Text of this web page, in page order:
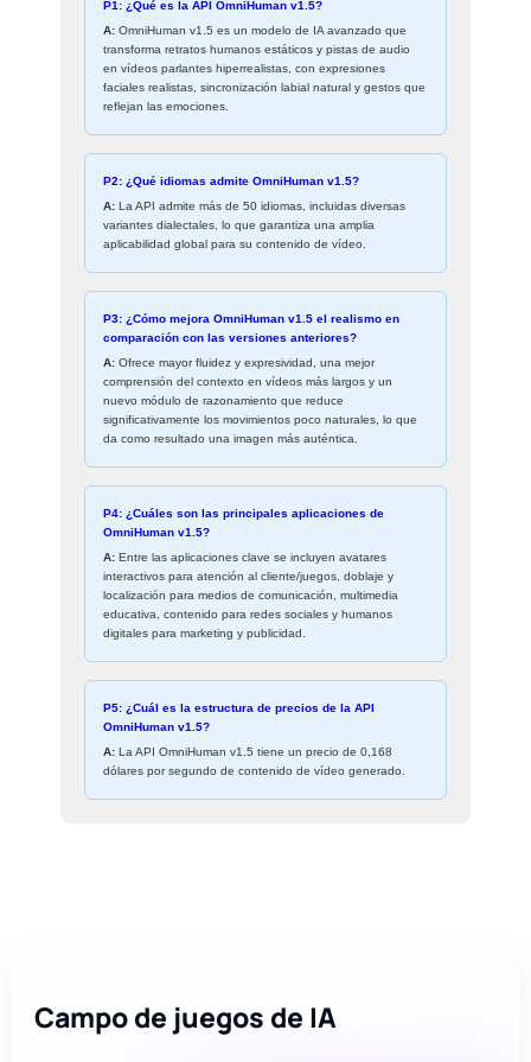
P1: ¿Qué es la API OmniHuman v1.5?
A: OmniHuman v1.5 es un modelo de IA avanzado que
transforma retratos humanos estáticos y pistas de audio
en vídeos parlantes hiperrealistas, con expresiones
faciales realistas, sincronización labial natural y gestos que
reflejan las emociones.
P2: ¿Qué idiomas admite OmniHuman v1.5?
A: La API admite más de 50 idiomas, incluidas diversas
variantes dialectales, lo que garantiza una amplia
aplicabilidad global para su contenido de vídeo.
P3: ¿Cómo mejora OmniHuman v1.5 el realismo en
comparación con las versiones anteriores?
A: Ofrece mayor fluidez y expresividad, una mejor
comprensión del contexto en vídeos más largos y un
nuevo módulo de razonamiento que reduce
significativamente los movimientos poco naturales, lo que
da como resultado una imagen más auténtica.
P4: ¿Cuáles son las principales aplicaciones de
OmniHuman v1.5?
A: Entre las aplicaciones clave se incluyen avatares
interactivos para atención al cliente/juegos, doblaje y
localización para medios de comunicación, multimedia
educativa, contenido para redes sociales y humanos
digitales para marketing y publicidad.
P5: ¿Cuál es la estructura de precios de la API
OmniHuman v1.5?
A: La API OmniHuman v1.5 tiene un precio de 0,168
dólares por segundo de contenido de vídeo generado.
Campo de juegos de IA